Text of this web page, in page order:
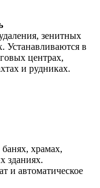
зенитных
Устанавливаются в
центрах,
и рудниках.
храмах,
зданиях.
и автоматическое